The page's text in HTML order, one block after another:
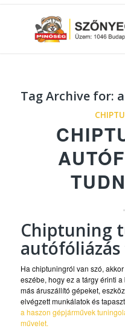
Tag Archive for:
Chiptuning
Ha chiptuningról van szó,
eszébe, hogy ez a tárgy érinti
más áruszállító gépeket,
elvégzett munkálatok és
a haszon gépjárművek
művelet.